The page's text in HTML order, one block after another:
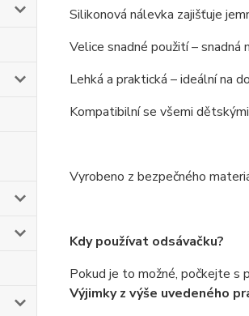
Silikonová nálevka zajišťuje
Velice snadné použití – snadná
Lehká a praktická – ideální na
Kompatibilní se všemi
Vyrobeno z bezpečného
Kdy používat odsávačku?
Pokud je to možné, počkejte s
Výjimky z výše uvedeného